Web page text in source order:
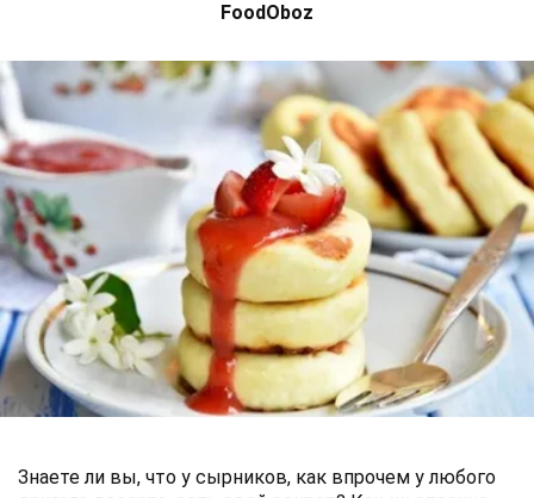
FoodOboz
Знаете ли вы, что у сырников, как впрочем у любого